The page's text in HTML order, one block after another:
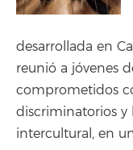
desarrollada en
reunió a jóvenes
comprometidos
discriminatorios y
intercultural, en